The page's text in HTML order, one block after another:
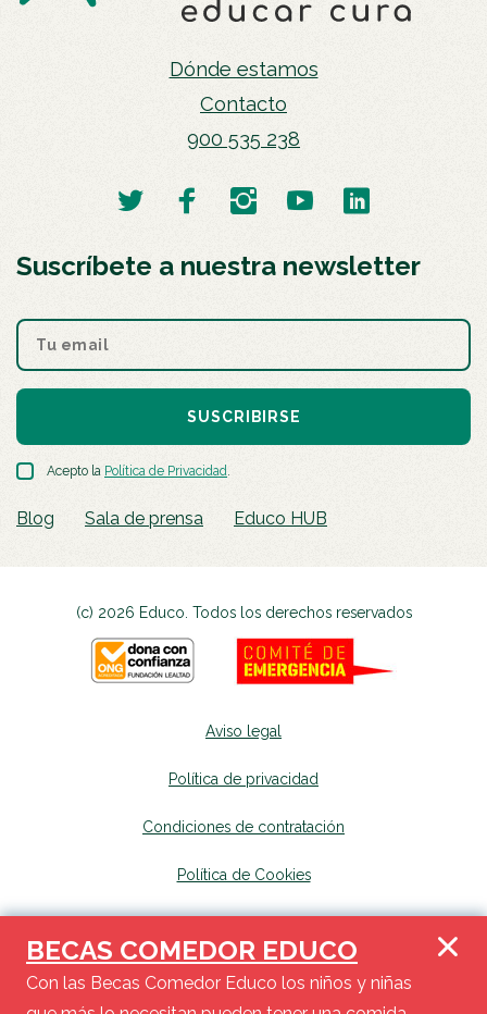
BECAS COMEDOR EDUCO
Con las Becas Comedor Educo los niños y niñas
Dónde estamos
Contacto
900 535 238
Suscríbete a nuestra newsletter
SUSCRIBIRSE
Acepto la Política de Privacidad.
Blog Sala de prensa Educo HUB
(c) 2026 Educo. Todos los derechos reservados
Aviso legal
Política de privacidad
Condiciones de contratación
Política de Cookies